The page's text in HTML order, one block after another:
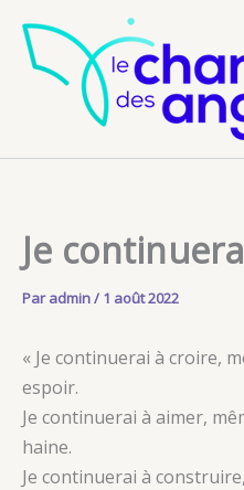
contenu
Je
Paradmin/ 1 août 2022
« Je continuerai à croire,
espoir.
Je continuerai à aimer,
haine.
Je continuerai à